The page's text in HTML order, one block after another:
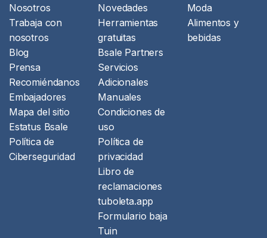
Nosotros
Trabaja con
nosotros
Blog
Prensa
Recomiéndanos
Embajadores
Mapa del sitio
Estatus Bsale
Política de
Ciberseguridad
Novedades
Herramientas
gratuitas
Bsale Partners
Servicios
Adicionales
Manuales
Condiciones de
uso
Política de
privacidad
Libro de
reclamaciones
tuboleta.app
Formulario baja
Tuin
Moda
Alimentos y
bebidas